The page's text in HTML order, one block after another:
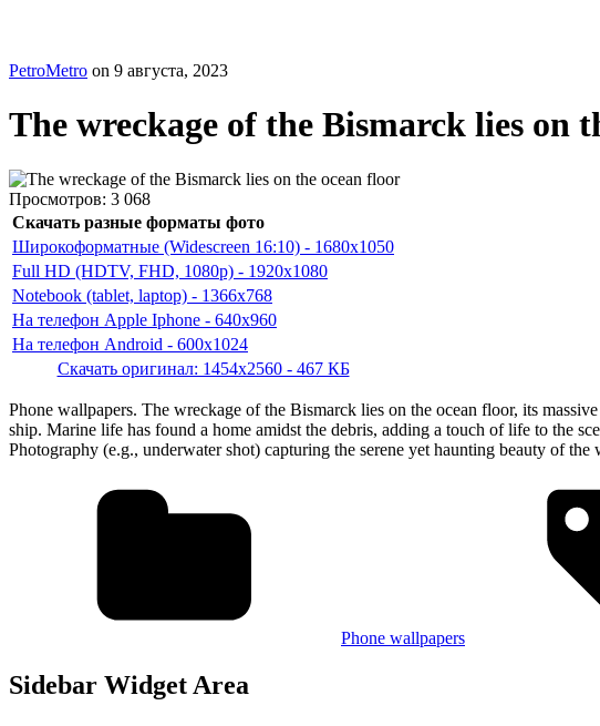
PetroMetro on 9 августа, 2023
The wreckage of the Bismarck lies on
Просмотров: 3 068
Скачать оригинал: 1454x2560 - 467 КБ
Скачать разные форматы фото
Широкоформатные (Widescreen 16:10) - 1680x1050
Full HD (HDTV, FHD, 1080p) - 1920x1080
Notebook (tablet, laptop) - 1366x768
На телефон Apple Iphone - 640x960
На телефон Android - 600x1024
Phone wallpapers. The wreckage of the Bismarck lies on the ocean floor, its
ship. Marine life has found a home amidst the debris, adding a touch of life to the
Photography (e.g., underwater shot) capturing the serene yet haunting beauty of the
Phone wallpapers
Sidebar Widget Area